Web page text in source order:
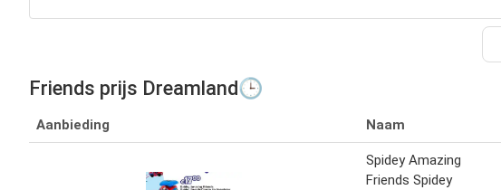
Friends prijs Dreamland🕒
Aanbieding Naam
Spidey Amazing
Friends Spidey